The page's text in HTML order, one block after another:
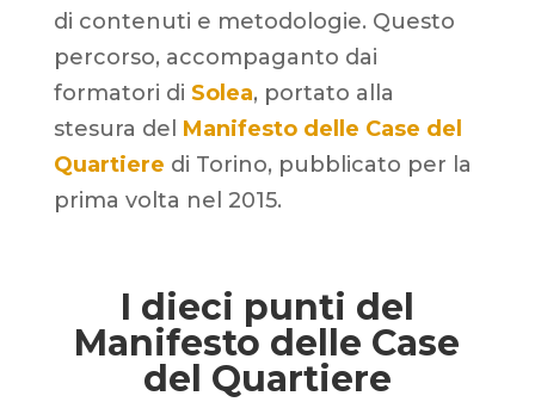
di contenuti e metodologie. Questo
percorso, accompaganto dai
formatori di Solea, portato alla
stesura del Manifesto delle Case del
Quartiere di Torino, pubblicato per la
prima volta nel 2015.
I dieci punti del
Manifesto delle Case
del Quartiere